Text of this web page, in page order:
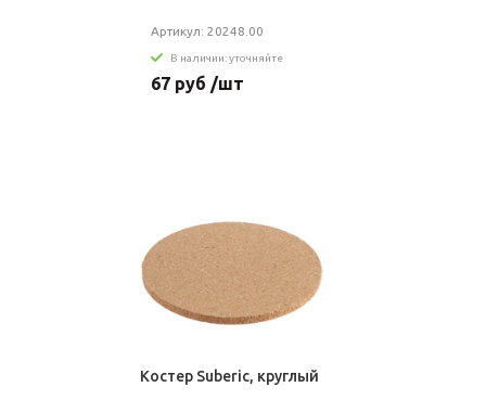
Артикул: 20248.00
В наличии: уточняйте
67 руб /шт
Костер Suberic, круглый